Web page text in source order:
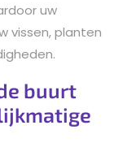
uw
vissen, planten
buurt